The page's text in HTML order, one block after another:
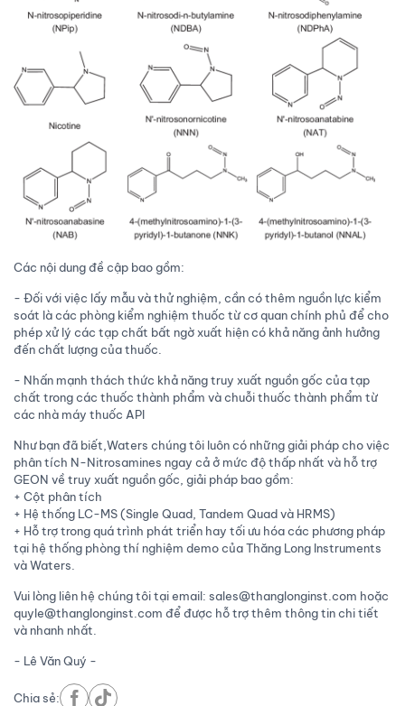
Các nội dung đề cập bao gồm:
- Đối với việc lấy mẫu và thử nghiệm, cần có thêm nguồn lực kiểm
soát là các phòng kiểm nghiệm thuốc từ cơ quan chính phủ để cho
phép xử lý các tạp chất bất ngờ xuất hiện có khả năng ảnh hưởng
đến chất lượng của thuốc.
- Nhấn mạnh thách thức khả năng truy xuất nguồn gốc của tạp
chất trong các thuốc thành phẩm và chuỗi thuốc thành phẩm từ
các nhà máy thuốc API
Như bạn đã biết,Waters chúng tôi luôn có những giải pháp cho việc
phân tích N-Nitrosamines ngay cả ở mức độ thấp nhất và hỗ trợ
GEON về truy xuất nguồn gốc, giải pháp bao gồm:
+ Cột phân tích
+ Hệ thống LC-MS (Single Quad, Tandem Quad và HRMS)
+ Hỗ trợ trong quá trình phát triển hay tối ưu hóa các phương pháp
tại hệ thống phòng thí nghiệm demo của Thăng Long Instruments
và Waters.
Vui lòng liên hệ chúng tôi tại email: sales@thanglonginst.com hoặc
quyle@thanglonginst.com để được hỗ trợ thêm thông tin chi tiết
và nhanh nhất.
- Lê Văn Quý -
Chia sẻ: